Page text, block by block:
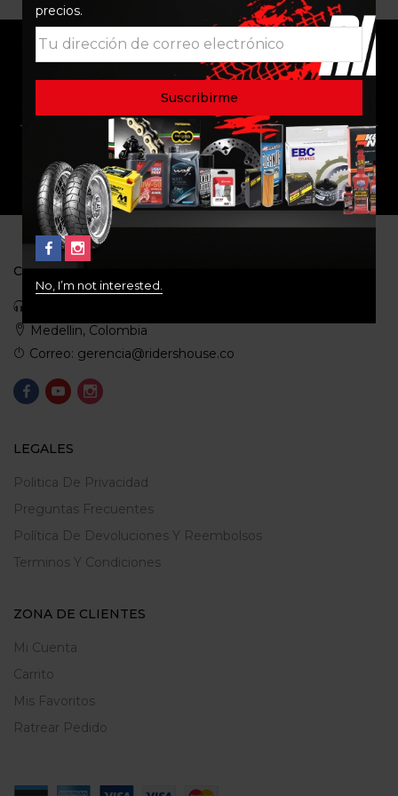
precios.
No, I’m not interested.
ENVÍO RAPIDO Y
RESPALDO
SOPORTE COMUNIDAD
CONTACTO
Medellin, Colombia
Correo: gerencia@ridershouse.co
LEGALES
Politica De Privacidad
Preguntas Frecuentes
Política De Devoluciones Y Reembolsos
Terminos Y Condiciones
ZONA DE CLIENTES
Mi Cuenta
Carrito
Mis Favoritos
Ratrear Pedido